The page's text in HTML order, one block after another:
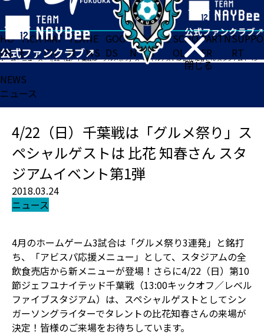
閉じる
HO
ME
TICK
ET
MAT
CH
TEA
M
NE
WS
GOO
DS
FA
N
ACADE
MY
SCHO
OL
PARTN
ER
SUPPO
RT
ホーム>ニュース>4/22（日）千葉戦は「グルメ祭り」スペシャルゲストは 比花 知春さん スタジアムイベント第1弾
NEWS
ニュース
4/22（日）千葉戦は「グルメ祭り」ス
ペシャルゲストは 比花 知春さん スタ
ジアムイベント第1弾
2018.03.24
ニュース
4月のホームゲーム3試合は「グルメ祭り3連発」と銘打
ち、「アビスパ応援メニュー」として、スタジアムの全
飲食売店から新メニューが登場！さらに4/22（日）第10
節ジェフユナイテッド千葉戦（13:00キックオフ／レベル
ファイブスタジアム）は、スペシャルゲストとしてシン
ガーソングライターでタレントの比花知春さんの来場が
決定！皆様のご来場をお待ちしています。